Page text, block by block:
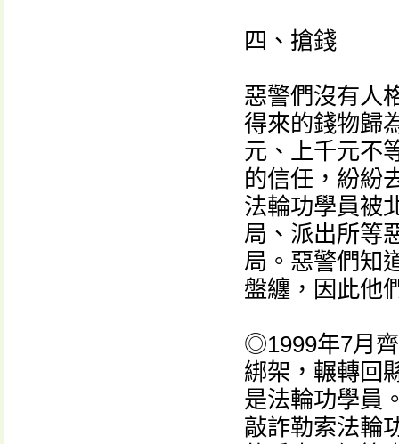
四、搶錢
惡警們沒有人
得來的錢物歸
元、上千元不
的信任，紛紛
法輪功學員被
局、派出所等
局。惡警們知
盤纏，因此他
◎1999年7月
綁架，輾轉回
是法輪功學員
敲詐勒索法輪